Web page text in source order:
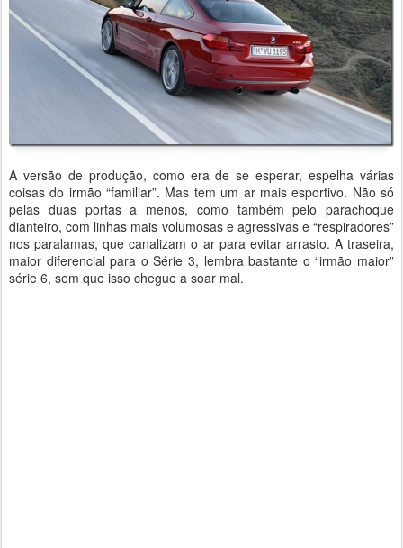
A versão de produção, como era de se esperar, espelha várias
coisas do irmão “familiar”. Mas tem um ar mais esportivo. Não só
pelas duas portas a menos, como também pelo parachoque
dianteiro, com linhas mais volumosas e agressivas e “respiradores”
nos paralamas, que canalizam o ar para evitar arrasto. A traseira,
maior diferencial para o Série 3, lembra bastante o “irmão maior”
série 6, sem que isso chegue a soar mal.